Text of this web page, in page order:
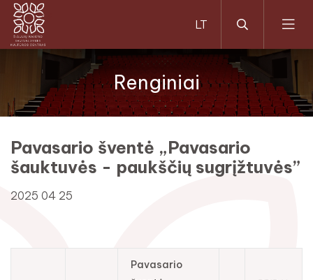
Renginiai
Pavasario šventė „Pavasario
šauktuvės - paukščių sugrįžtuvės”
2025 04 25
Pavasario